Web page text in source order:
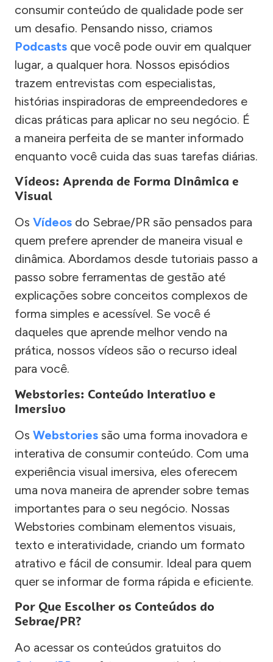
consumir conteúdo de qualidade pode ser
um desafio. Pensando nisso, criamos
Podcasts que você pode ouvir em qualquer
lugar, a qualquer hora. Nossos episódios
trazem entrevistas com especialistas,
histórias inspiradoras de empreendedores e
dicas práticas para aplicar no seu negócio. É
a maneira perfeita de se manter informado
enquanto você cuida das suas tarefas diárias.
Vídeos: Aprenda de Forma Dinâmica e
Visual
Os Vídeos do Sebrae/PR são pensados para
quem prefere aprender de maneira visual e
dinâmica. Abordamos desde tutoriais passo a
passo sobre ferramentas de gestão até
explicações sobre conceitos complexos de
forma simples e acessível. Se você é
daqueles que aprende melhor vendo na
prática, nossos vídeos são o recurso ideal
para você.
Webstories: Conteúdo Interativo e
Imersivo
Os Webstories são uma forma inovadora e
interativa de consumir conteúdo. Com uma
experiência visual imersiva, eles oferecem
uma nova maneira de aprender sobre temas
importantes para o seu negócio. Nossas
Webstories combinam elementos visuais,
texto e interatividade, criando um formato
atrativo e fácil de consumir. Ideal para quem
quer se informar de forma rápida e eficiente.
Por Que Escolher os Conteúdos do
Sebrae/PR?
Ao acessar os conteúdos gratuitos do